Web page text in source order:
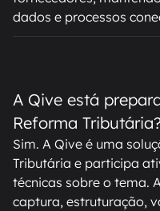
dados e processos
A Qive está
Reforma
Sim. A Qive é uma
Tributária e participa
técnicas sobre o tema.
captura, estruturação,